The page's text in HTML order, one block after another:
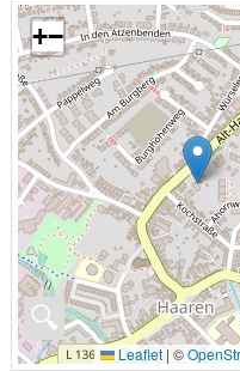
🔍
+−
Leaflet | ©